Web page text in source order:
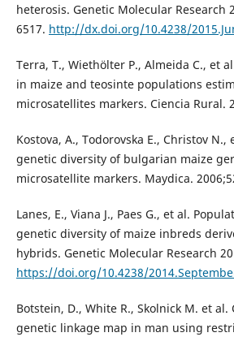
heterosis. Genetic Molecular Research
6517. http://dx.doi.org/10.4238/
Terra, T., Wiethölter P., Almeida C., et
in maize and teosinte populations
microsatellites markers. Ciencia Rural.
Kostova, A., Todorovska E., Christov
genetic diversity of bulgarian maize
microsatellite markers. Maydica.
Lanes, E., Viana J., Paes G., et al.
genetic diversity of maize inbreds
hybrids. Genetic Molecular Research
https://doi.org/10.4238/
Botstein, D., White R., Skolnick M. et
genetic linkage map in man using